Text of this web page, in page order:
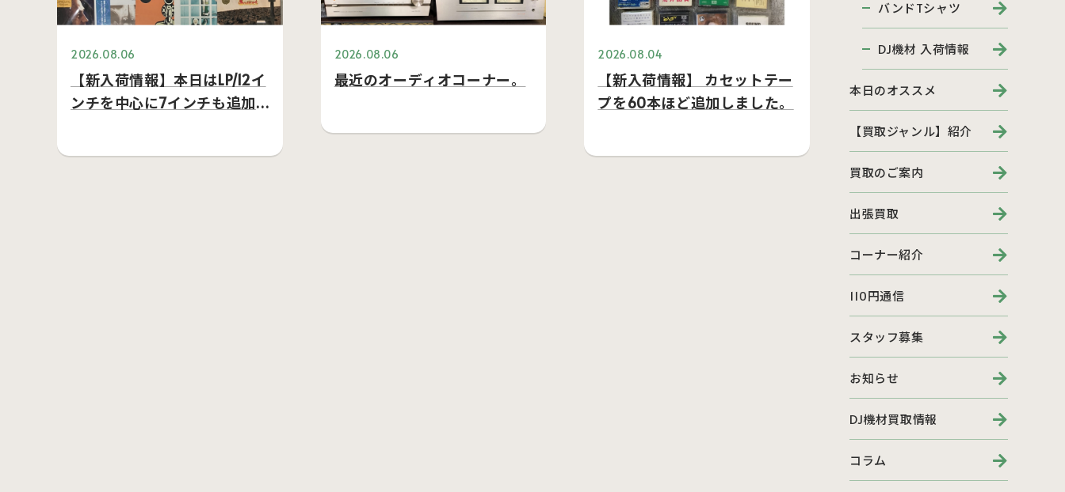
2026.08.06
【新入荷情報】本日はLP/12イ
ンチを中心に7インチも追加
2026.08.06
最近のオーディオコーナー。
2026.08.04
【新入荷情報】 カセットテー
プを60本ほど追加しました。
バンドTシャツ
DJ機材 入荷情報
本日のオススメ
【買取ジャンル】紹介
買取のご案内
出張買取
コーナー紹介
110円通信
スタッフ募集
お知らせ
DJ機材買取情報
コラム